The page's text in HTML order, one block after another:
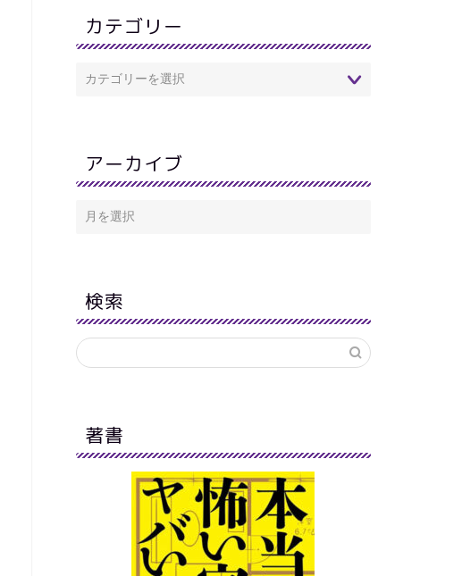
カテゴリー
アーカイブ
検索
著書